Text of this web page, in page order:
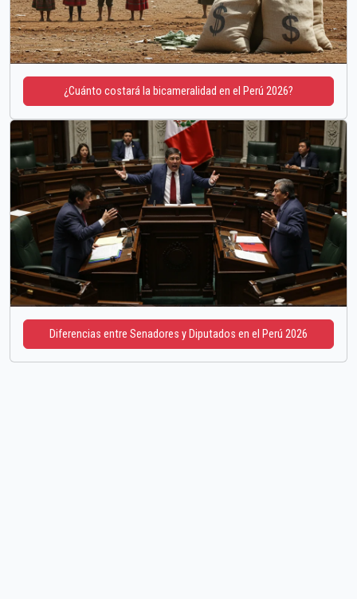
¿Cuánto costará la bicameralidad en el Perú 2026?
Diferencias entre Senadores y Diputados en el Perú 2026